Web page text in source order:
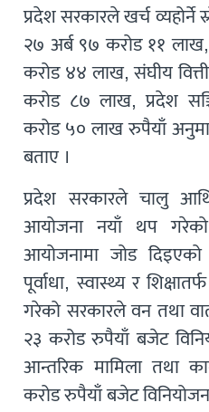
प्रदेश सरकारले खर्च व्यहोर्ने
२७ अर्ब ९७ करोड ११
करोड ४४ लाख, संघीय
करोड ८७ लाख, प्रदेश
करोड ५० लाख रुपैयाँ
बताए ।
प्रदेश सरकारले चालु
आयोजना नयाँ थप
आयोजनामा जोड
पूर्वाधा, स्वास्थ्य र
गरेको सरकारले वन तथा
२३ करोड रुपैयाँ बजेट
आन्तरिक मामिला तथा
करोड रुपैयाँ बजेट